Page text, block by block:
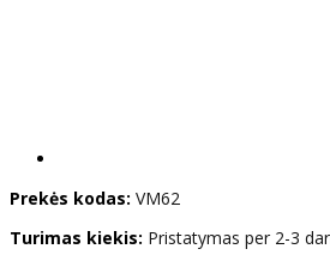
Prekės kodas: VM62
Turimas kiekis: Pristatymas per 2-3